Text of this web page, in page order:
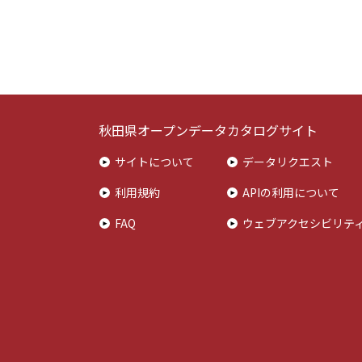
秋田県オープンデータカタログサイト
サイトについて
利用規約
FAQ
データリクエスト
APIの利用について
ウェブアクセシビリテ